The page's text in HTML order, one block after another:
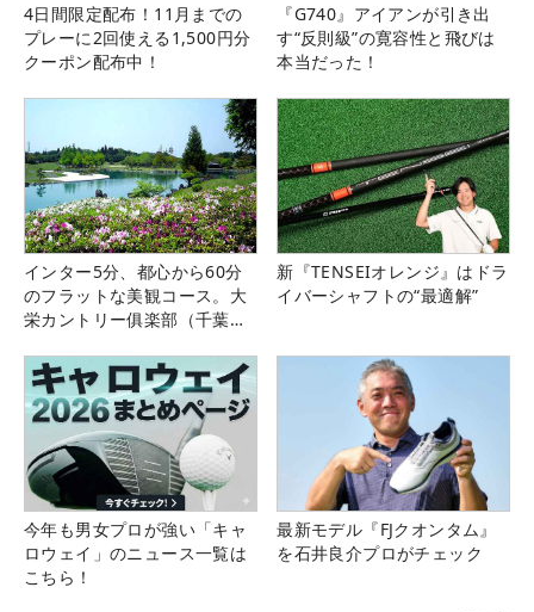
4日間限定配布！11月までの
プレーに2回使える1,500円分
クーポン配布中！
『G740』アイアンが引き出
す“反則級”の寛容性と飛びは
本当だった！
インター5分、都心から60分
のフラットな美観コース。大
栄カントリー俱楽部（千葉
新『TENSEIオレンジ』はドラ
イバーシャフトの“最適解”
今年も男女プロが強い「キャ
ロウェイ」のニュース一覧は
こちら！
最新モデル『FJクオンタム』
を石井良介プロがチェック